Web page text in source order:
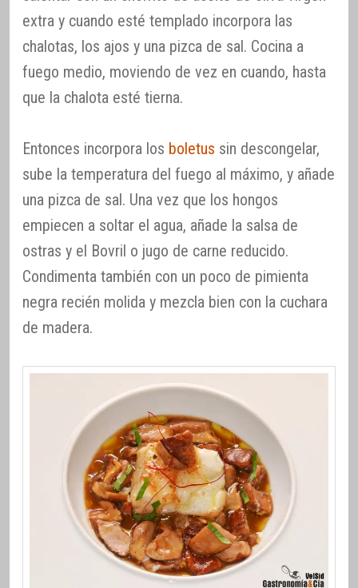
extra y cuando esté templado incorpora las
chalotas, los ajos y una pizca de sal. Cocina a
fuego medio, moviendo de vez en cuando, hasta
que la chalota esté tierna.
Entonces incorpora los boletus sin descongelar,
sube la temperatura del fuego al máximo, y añade
una pizca de sal. Una vez que los hongos
empiecen a soltar el agua, añade la salsa de
ostras y el Bovril o jugo de carne reducido.
Condimenta también con un poco de pimienta
negra recién molida y mezcla bien con la cuchara
de madera.